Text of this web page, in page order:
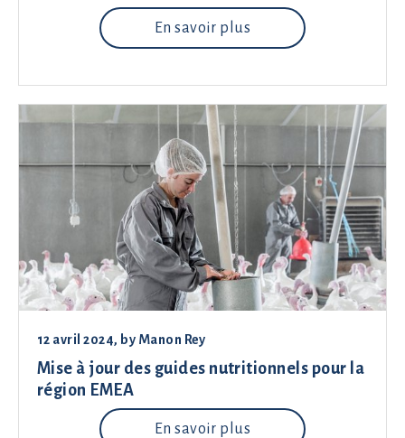
En savoir plus
12 avril 2024, by Manon Rey
Mise à jour des guides nutritionnels pour la
région EMEA
En savoir plus